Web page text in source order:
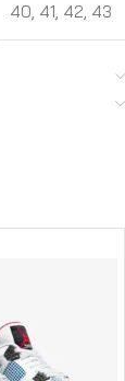
40, 41, 42, 43